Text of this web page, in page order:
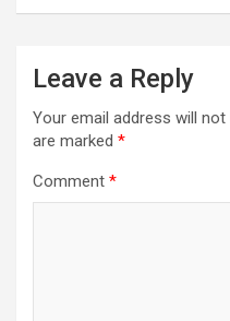
Leave a Reply
Your email address will not
are marked *
Comment *